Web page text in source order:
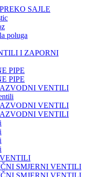
SAJLE
poluga
I ZAPORNI
PIPE
PIPE
VENTILI
VENTILI
VENTILI
SMJERNI VENTILI
SMJERNI VENTILI